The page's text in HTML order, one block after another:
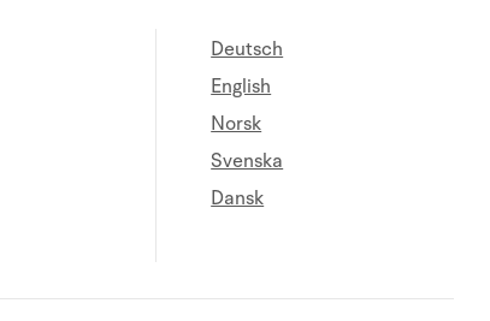
Deutsch
English
Norsk
Svenska
Dansk